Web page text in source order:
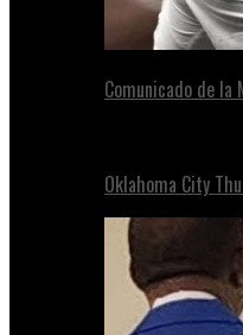
Comunicado de la
Oklahoma City